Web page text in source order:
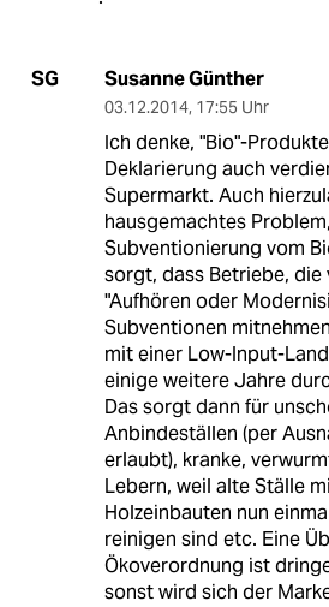
SG Susanne Günther
03.12.2014, 17:55 Uhr
Ich denke, "Bio"-
Deklarierung auch
Supermarkt. Auch
hausgemachtes
Subventionierung vom
sorgt, dass Betriebe, die
"Aufhören oder
Subventionen
mit einer Low-Input-
einige weitere Jahre
Das sorgt dann für
Anbindeställen (per
erlaubt), kranke,
Lebern, weil alte Ställe
Holzeinbauten nun
reinigen sind etc. Eine
Ökoverordnung ist
sonst wird sich der